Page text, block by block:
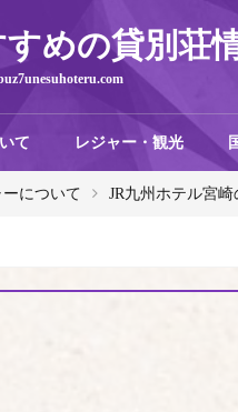
すめの貸別荘
て レジャー・観光
ーについて JR九州ホテル宮